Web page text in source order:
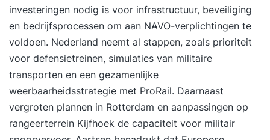
investeringen nodig is voor infrastructuur, beveiliging
en bedrijfsprocessen om aan NAVO-verplichtingen te
voldoen. Nederland neemt al stappen, zoals prioriteit
voor defensietreinen, simulaties van militaire
transporten en een gezamenlijke
weerbaarheidsstrategie met ProRail. Daarnaast
vergroten plannen in Rotterdam en aanpassingen op
rangeerterrein Kijfhoek de capaciteit voor militair